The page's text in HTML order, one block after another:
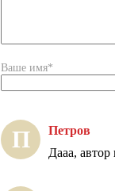
Ваше имя*
П Петров
Дааа,